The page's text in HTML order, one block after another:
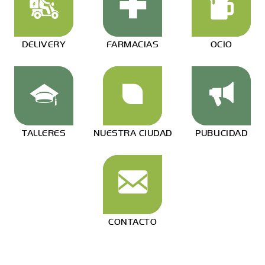
DELIVERY FARMACIAS OCIO
TALLERES NUESTRA CIUDAD PUBLICIDAD
CONTACTO